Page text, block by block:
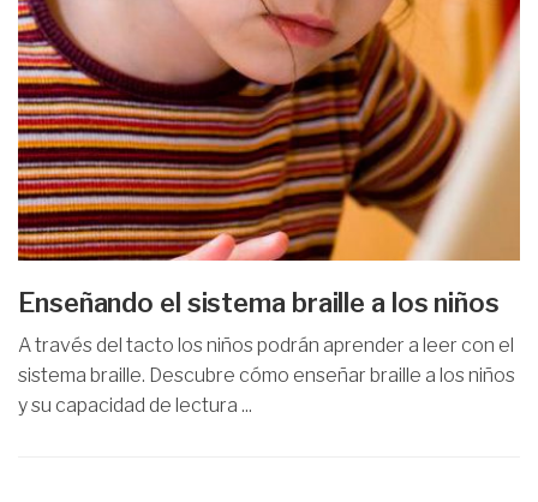
Enseñando el sistema braille a los niños
A través del tacto los niños podrán aprender a leer con el
sistema braille. Descubre cómo enseñar braille a los niños
y su capacidad de lectura ...